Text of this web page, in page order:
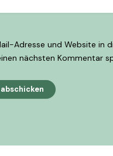
Adresse und Website in
nächsten Kommentar